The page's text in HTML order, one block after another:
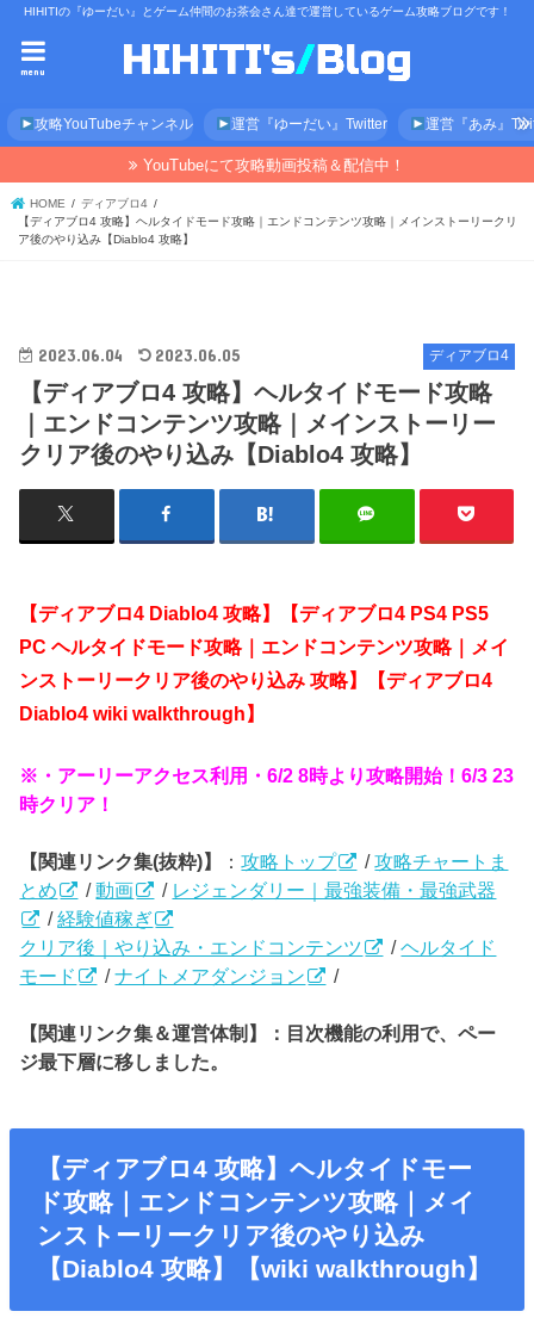
HIHITIの『ゆーだい』とゲーム仲間のお茶会さん達で運営しているゲーム攻略ブログです！
menu
攻略YouTubeチャンネル 運営『ゆーだい』Twitter 運営『あみ』
YouTubeにて攻略動画投稿＆配信中！
HOME
ディアブロ4
【ディアブロ4 攻略】ヘルタイドモード攻略｜エンドコンテンツ攻略｜メインストーリークリ
ア後のやり込み【Diablo4 攻略】
ディアブロ4
2023.06.04 2023.06.05
【ディアブロ4 攻略】ヘルタイドモード攻略
｜エンドコンテンツ攻略｜メインストーリー
クリア後のやり込み【Diablo4 攻略】
【ディアブロ4 Diablo4 攻略】【ディアブロ4 PS4 PS5
PC ヘルタイドモード攻略｜エンドコンテンツ攻略｜メイ
ンストーリークリア後のやり込み 攻略】【ディアブロ4
Diablo4 wiki walkthrough】
※・アーリーアクセス利用・6/2 8時より攻略開始！6/3 23
時クリア！
【関連リンク集(抜粋)】 ：攻略トップ /攻略チャートま
とめ
/動画 / レジェンダリー｜最強装備・最強武器
/経験値稼ぎ
クリア後｜やり込み・エンドコンテンツ
/ヘルタイド
モード
/ナイトメアダンジョン /
【関連リンク集＆運営体制】：目次機能の利用で、ペー
ジ最下層に移しました。
【ディアブロ4 攻略】ヘルタイドモー
ド攻略｜エンドコンテンツ攻略｜メイ
ンストーリークリア後のやり込み
【Diablo4 攻略】【wiki walkthrough】